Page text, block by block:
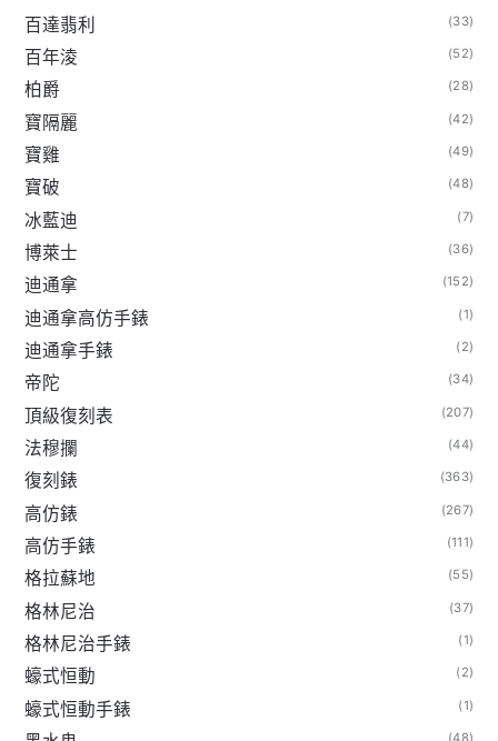
百達翡利
(33)
百年淩 (52)
柏爵 (28)
寶隔麗 (42)
寶雞 (49)
寶破 (48)
冰藍迪 (7)
博萊士 (36)
迪通拿 (152)
迪通拿高仿手錶 (1)
迪通拿手錶 (2)
帝陀 (34)
頂級復刻表 (207)
法穆攔 (44)
復刻錶 (363)
高仿錶 (267)
高仿手錶 (111)
格拉蘇地 (55)
格林尼治 (37)
格林尼治手錶 (1)
蠔式恒動 (2)
蠔式恒動手錶 (1)
(48)